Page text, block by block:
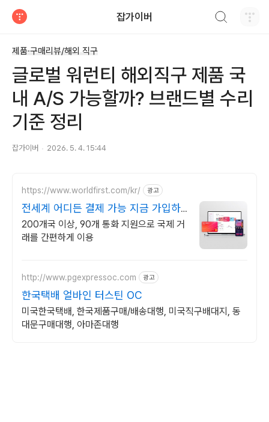
잡가이버
제품·구매리뷰/해외 직구
글로벌 워런티 해외직구 제품 국
내 A/S 가능할까? 브랜드별 수리
기준 정리
잡가이버 2026. 5. 4. 15:44
https://www.worldfirst.com/kr/ 광고
전세계 어디든 결제 가능 지금 가입하
면 100$ 지원
200개국 이상, 90개 통화 지원으로 국제 거
래를 간편하게 이용
http://www.pgexpressoc.com 광고
한국택배 얼바인 터스틴 OC
미국한국택배, 한국제품구매/배송대행, 미국직구배대지, 동
대문구매대행, 아마존대행